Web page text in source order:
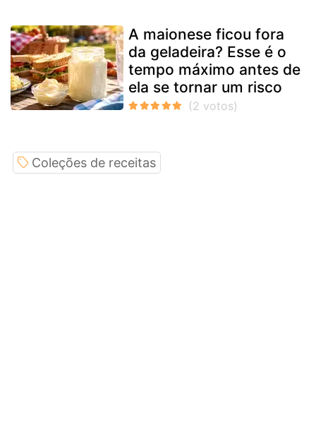
A maionese ficou fora
da geladeira? Esse é o
tempo máximo antes de
ela se tornar um risco
Coleções de receitas